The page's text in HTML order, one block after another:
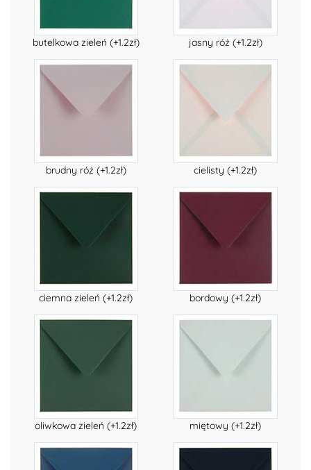
butelkowa zieleń (+1.2zł) jasny róż (+1.2zł)
brudny róż (+1.2zł) cielisty (+1.2zł)
ciemna zieleń (+1.2zł) bordowy (+1.2zł)
oliwkowa zieleń (+1.2zł) miętowy (+1.2zł)